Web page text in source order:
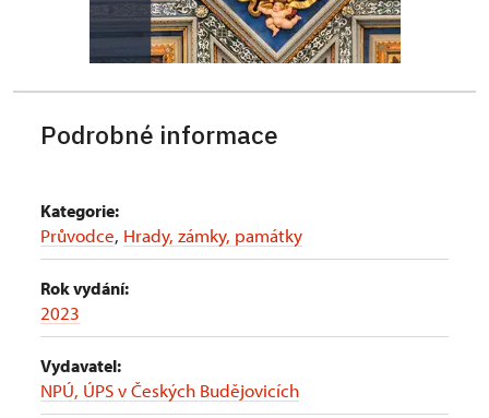
Podrobné informace
Kategorie:
Průvodce, Hrady, zámky, památky
Rok vydání:
2023
Vydavatel:
NPÚ, ÚPS v Českých Budějovicích